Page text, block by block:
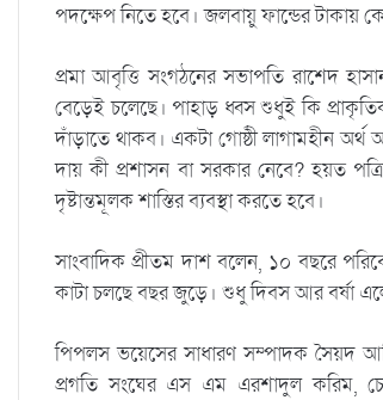
পদক্ষেপ নিতে হবে। জলবায়ু ফান্ডের টাকায়
প্রমা আবৃত্তি সংগঠনের সভাপতি রাশেদ
বেড়েই চলেছে। পাহাড় ধ্বস শুধুই কি
দাঁড়াতে থাকব। একটা গোষ্ঠী লাগামহীন
দায় কী প্রশাসন বা সরকার নেবে? হয়ত
দৃষ্টান্তমূলক শাস্তির ব্যবস্থা করতে হবে।
সাংবাদিক প্রীতম দাশ বলেন, ১০ বছরে
কাটা চলছে বছর জুড়ে। শুধু দিবস আর বর্ষা
পিপলস ভয়েসের সাধারণ সম্পাদক সৈয়দ
প্রগতি সংঘের এস এম এরশাদুল করিম,